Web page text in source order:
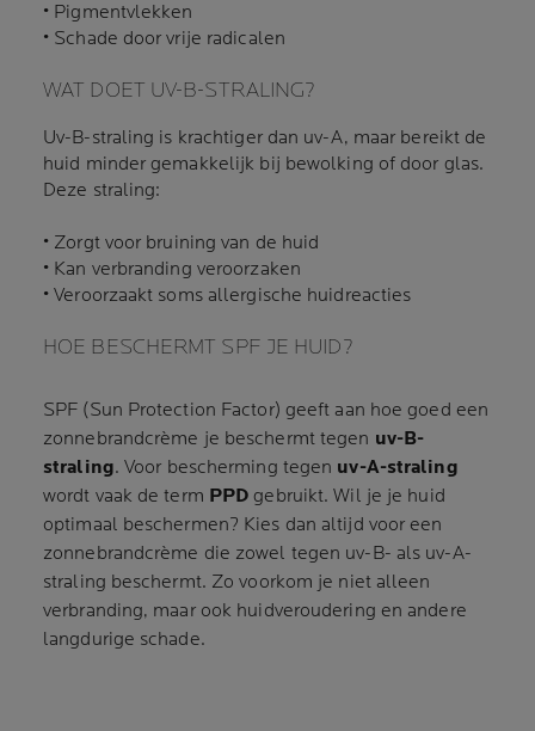
• Pigmentvlekken
• Schade door vrije radicalen
WAT DOET UV-B-STRALING?
Uv-B-straling is krachtiger dan uv-A, maar bereikt de
huid minder gemakkelijk bij bewolking of door glas.
Deze straling:
• Zorgt voor bruining van de huid
• Kan verbranding veroorzaken
• Veroorzaakt soms allergische huidreacties
HOE BESCHERMT SPF JE HUID?
SPF (Sun Protection Factor) geeft aan hoe goed een
zonnebrandcrème je beschermt tegen uv-B-
straling. Voor bescherming tegen uv-A-straling
wordt vaak de term PPD gebruikt. Wil je je huid
optimaal beschermen? Kies dan altijd voor een
zonnebrandcrème die zowel tegen uv-B- als uv-A-
straling beschermt. Zo voorkom je niet alleen
verbranding, maar ook huidveroudering en andere
langdurige schade.